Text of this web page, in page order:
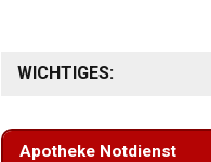
WICHTIGES:
Apotheke Notdienst